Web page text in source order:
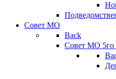
Совет МО
Back
Совет МО 5го